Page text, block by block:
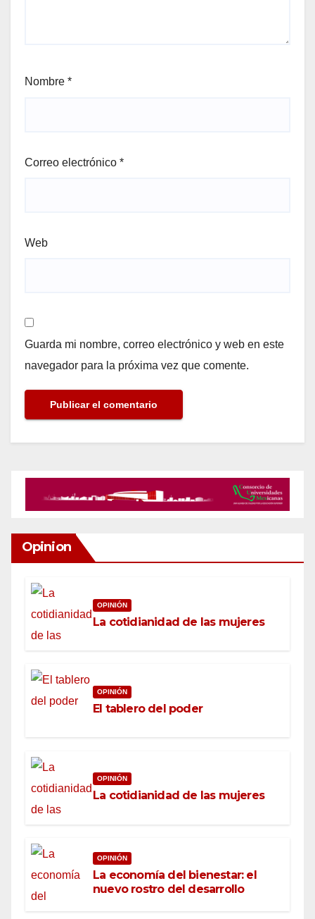
Nombre *
Correo electrónico *
Web
Guarda mi nombre, correo electrónico y web en este
navegador para la próxima vez que comente.
Opinion
OPINIÓN
La cotidianidad de las mujeres
OPINIÓN
El tablero del poder
OPINIÓN
La cotidianidad de las mujeres
OPINIÓN
La economía del bienestar: el
nuevo rostro del desarrollo